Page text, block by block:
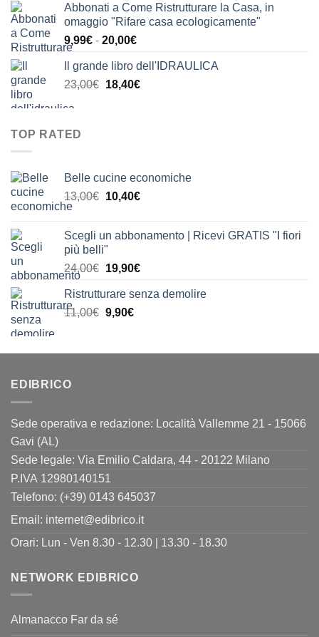
originale
era:
24,00€.
attuale
è:
Abbonati a Come Ristrutturare la Casa, in
omaggio "Rifare casa ecologicamente"
9,99€ - 20,00€Fascia
prezzo:
da
Il grande libro dell'IDRAULICA
23,00€ Il
18,40€Il
TOP RATED
Belle cucine economiche
13,00€ Il
era:
10,40€Il
è:
Scegli un abbonamento | Ricevi GRATIS "I fiori
più belli"
24,00€ Il
originale
era:
19,90€Il
attuale
Ristrutturare senza demolire
11,00€ Il
era:
9,90€Il
è:
EDIBRICO
Sede operativa e redazione: Località Vallemme 21 - 15066
Gavi (AL)
Sede legale: Via Emilio Caldara, 44 - 20122 Milano
P.IVA 12980140151
Telefono: (+39) 0143 645037
Email: internet@edibrico.it
Orari: Lun - Ven 8.30 - 12.30 | 13.30 - 18.30
NETWORK EDIBRICO
Almanacco Far da sé